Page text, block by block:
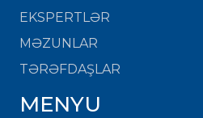
EKSPERTLƏR
MƏZUNLAR
TƏRƏFDAŞLAR
MENYU